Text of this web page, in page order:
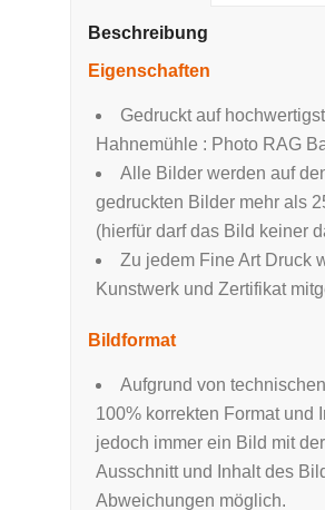
Beschreibung
Eigenschaften
Gedruckt auf
Hahnemühle : Photo RAG
Alle Bilder werden auf
gedruckten Bilder mehr als
(hierfür darf das Bild keiner
Zu jedem Fine Art Druck
Kunstwerk und Zertifikat
Bildformat
Aufgrund von
100% korrekten Format und
jedoch immer ein Bild mit
Ausschnitt und Inhalt des
Abweichungen möglich.